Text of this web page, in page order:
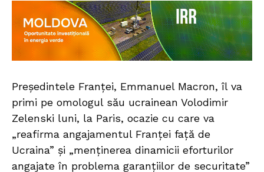
Președintele Franței, Emmanuel Macron, îl va
primi pe omologul său ucrainean Volodimir
Zelenski luni, la Paris, ocazie cu care va
„reafirma angajamentul Franței față de
Ucraina” și „menținerea dinamicii eforturilor
angajate în problema garanțiilor de securitate”